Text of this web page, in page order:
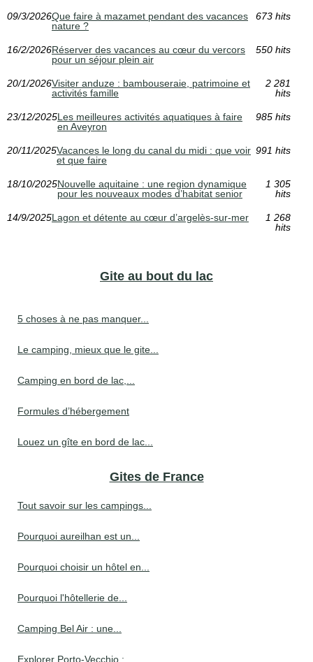
09/3/2026Que faire à mazamet pendant des vacances
nature ?
673 hits
16/2/2026Réserver des vacances au cœur du vercors
pour un séjour plein air
550 hits
20/1/2026Visiter anduze : bambouseraie, patrimoine et
activités famille
2 281
hits
23/12/2025Les meilleures activités aquatiques à faire
en Aveyron
985 hits
20/11/2025Vacances le long du canal du midi : que voir
et que faire
991 hits
18/10/2025Nouvelle aquitaine : une region dynamique
pour les nouveaux modes d’habitat senior
1 305
hits
14/9/2025Lagon et détente au cœur d’argelès-sur-mer
1 268
hits
Gite au bout du lac
5 choses à ne pas manquer...
Le camping, mieux que le gite...
Camping en bord de lac,...
Formules d’hébergement
Louez un gîte en bord de lac...
Gites de France
Tout savoir sur les campings...
Pourquoi aureilhan est un...
Pourquoi choisir un hôtel en...
Pourquoi l'hôtellerie de...
Camping Bel Air : une...
Explorer Porto-Vecchio :...